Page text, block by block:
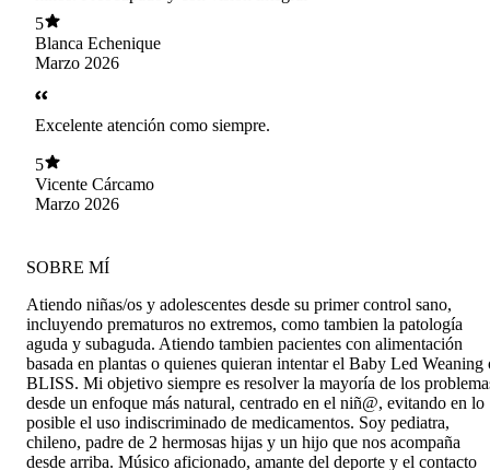
5
Blanca Echenique
Marzo 2026
Excelente atención como siempre.
5
Vicente Cárcamo
Marzo 2026
SOBRE MÍ
Atiendo niñas/os y adolescentes desde su primer control sano,
incluyendo prematuros no extremos, como tambien la patología
aguda y subaguda. Atiendo tambien pacientes con alimentación
basada en plantas o quienes quieran intentar el Baby Led Weaning
BLISS. Mi objetivo siempre es resolver la mayoría de los
desde un enfoque más natural, centrado en el niñ@, evitando en lo
posible el uso indiscriminado de medicamentos. Soy pediatra,
chileno, padre de 2 hermosas hijas y un hijo que nos acompaña
desde arriba. Músico aficionado, amante del deporte y el contacto